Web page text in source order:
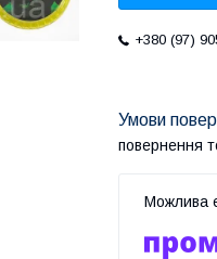
+380 (97)
повернення